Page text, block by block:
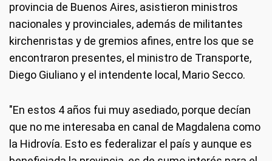
provincia de Buenos Aires, asistieron ministros
nacionales y provinciales, además de militantes
kirchenristas y de gremios afines, entre los que se
encontraron presentes, el ministro de Transporte,
Diego Giuliano y el intendente local, Mario Secco.
"En estos 4 años fui muy asediado, porque decían
que no me interesaba en canal de Magdalena como
la Hidrovía. Esto es federalizar el país y aunque es